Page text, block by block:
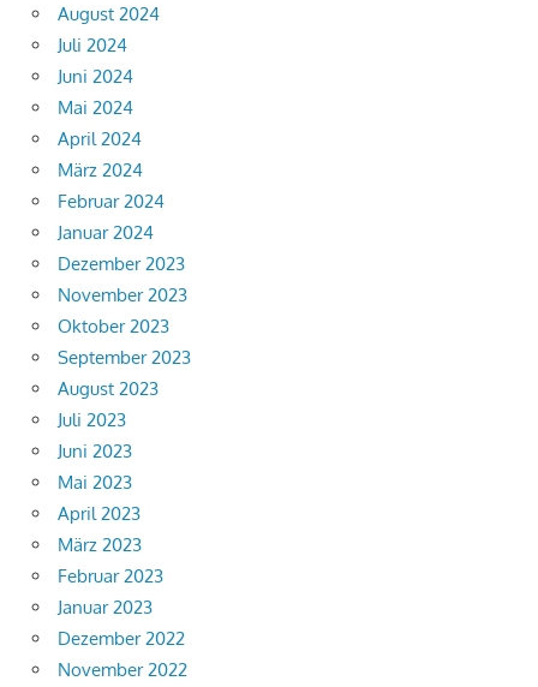
August 2024
Juli 2024
Juni 2024
Mai 2024
April 2024
März 2024
Februar 2024
Januar 2024
Dezember 2023
November 2023
Oktober 2023
September 2023
August 2023
Juli 2023
Juni 2023
Mai 2023
April 2023
März 2023
Februar 2023
Januar 2023
Dezember 2022
November 2022